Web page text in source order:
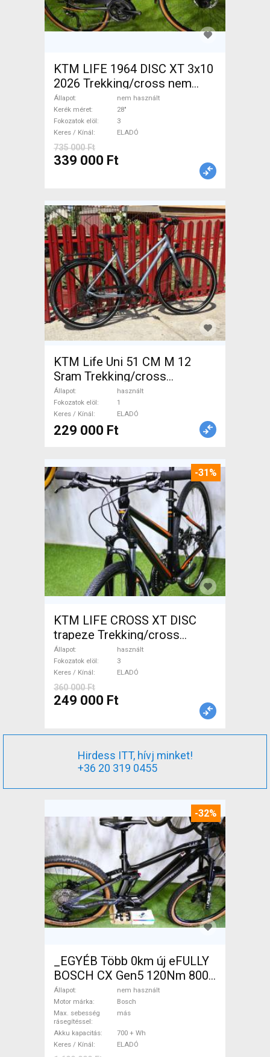
KTM LIFE 1964 DISC XT 3x10
2026 Trekking/cross nem
használt ELADÓ
Állapot
nem használt
Kerék méret
28"
Fokozatok elöl
3
Keres / Kínál
ELADÓ
735 000 Ft
339 000 Ft
KTM Life Uni 51 CM M 12
Sram Trekking/cross
tárcsafék használt ELADÓ
Állapot
használt
Fokozatok elöl
1
Keres / Kínál
ELADÓ
229 000 Ft
-31%
KTM LIFE CROSS XT DISC
trapeze Trekking/cross
tárcsafék használt ELADÓ
Állapot
használt
Fokozatok elöl
3
Keres / Kínál
ELADÓ
360 000 Ft
249 000 Ft
Hirdess ITT, hívj minket!
+36 20 319 0455
-32%
_EGYÉB Több 0km új eFULLY
BOSCH CX Gen5 120Nm 800
32kmh Elektromos Mountain
Bike össztelós / fully Bosch
nem használt ELADÓ
Állapot
nem használt
Motor márka
Bosch
Max. sebesség
rásegítéssel
más
Akku kapacitás
700 + Wh
Keres / Kínál
ELADÓ